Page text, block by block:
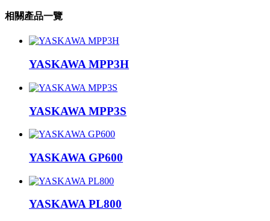
相關產品一覽
YASKAWA MPP3H
YASKAWA MPP3S
YASKAWA GP600
YASKAWA PL800